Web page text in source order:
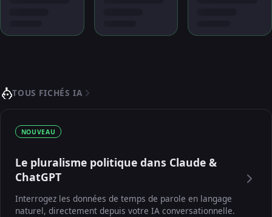
TOUS FICHÉS IA
NOUVEAU
Le pluralisme politique dans Claude &
ChatGPT
Interrogez les données de temps de parole en langage
naturel, directement depuis votre IA conversationnelle.